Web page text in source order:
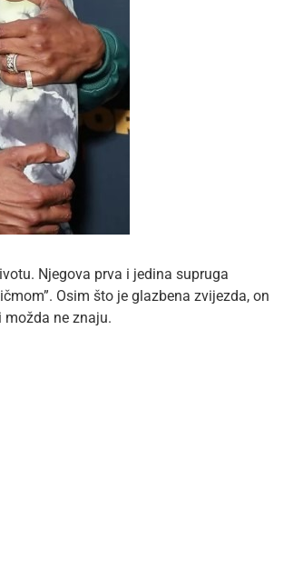
Njegova prva i jedina supruga
Osim što je glazbena zvijezda, on
možda ne znaju.